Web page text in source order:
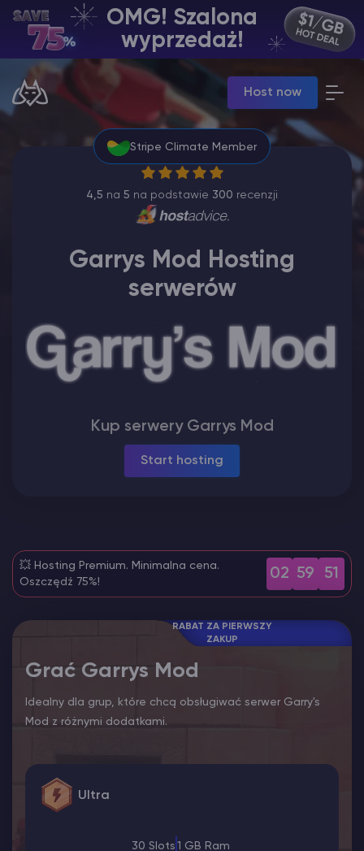
OMG! Szalona
wyprzedaż!
Host now
PL | USD
Billing Panel
Manage your servers & payments
Game Panel
Manage game server
VPS Panel
Manage VPS server
Affiliate panel
Manage affiliates
Hytale Hosting 50% OFF
ARK Serwer Hosting
Stripe Climate Member
4,5 na 5 na podstawie 300 recenzji
Garrys Mod Hosting
serwerów
Kup serwery Garrys Mod
Start hosting
💥 Hosting Premium. Minimalna cena.
Oszczędź 75%!
02 59 50
RABAT ZA PIERWSZY
ZAKUP
Grać Garrys Mod
Idealny dla grup, które chcą obsługiwać serwer Garry's
Mod z różnymi dodatkami.
Ultra
30 Slots 1 GB Ram